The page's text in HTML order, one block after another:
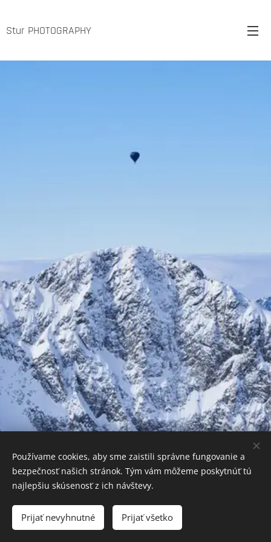
Stur PHOTOGRAPHY
© 2022 Rastislav Stur s.r.o., Športová 120/5, 900 24 Veľký Biel
Cookies
Používame cookies, aby sme zaistili správne fungovanie a
bezpečnosť našich stránok. Tým vám môžeme poskytnúť tú
najlepšiu skúsenosť z ich návštevy.
Prijať nevyhnutné Prijať všetko